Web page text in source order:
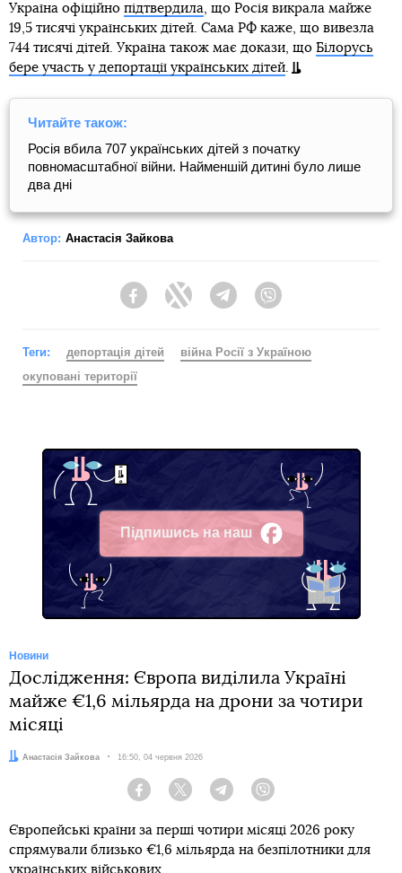
Україна офіційно підтвердила , що Росія викрала майже
19,5 тисячі українських дітей. Сама РФ каже, що вивезла
744 тисячі дітей. Україна також має докази, що Білорусь
бере участь у депортації українських дітей
Читайте також:
Росія вбила 707 українських дітей з початку
повномасштабної війни. Найменшій дитині було лише
два дні
Автор: Анастасія Зайкова
FacebookTwitter Telegram
Теги: депортація дітей
війна Росії з Україною
окуповані території
Підпишись на наш
Facebook
Новини
Дослідження: Європа виділила Україні
майже €1,6 мільярда на дрони за чотири
місяці
Автор:
Анастасія Зайкова Дата:
16:50, 04 червня 2026
Facebook Twitter Telegram
Європейські країни за перші чотири місяці 2026 року
спрямували близько €1,6 мільярда на безпілотники для
українських військових.